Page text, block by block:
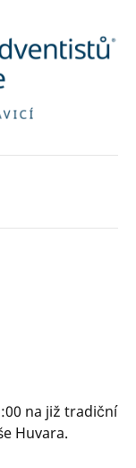
na již tradiční
Huvara.